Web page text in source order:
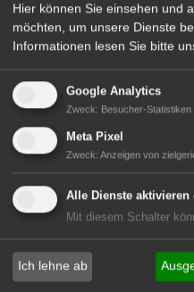
Gärtnerei Hanns
Mitarbeiter (m/w/d) für unsere
Logistikhalle
Herongen
zur
GABOT
1A-Lage, ihre Chance in
Hier können Sie einsehen und
möchten, um unsere Dienste
Informationen lesen Sie bitte
Google Analytics
Zweck: Besucher-Statistiken
Meta Pixel
Zweck: Anzeigen von
Alle Dienste aktivieren
Mit diesem Schalter
Ich lehne ab